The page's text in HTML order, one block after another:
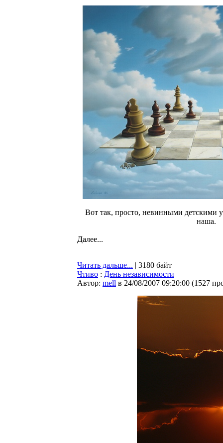
Вот так, просто, невинными детскими
наша.
Далее...
Читать дальше... | 3180 байт
Чтиво : День независимости
Автор: mell в 24/08/2007 09:20:00 (1527